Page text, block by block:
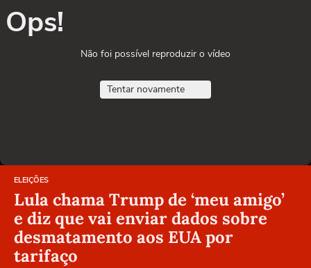
Ops!
Não foi possível reproduzir o vídeo
Tentar novamente
ELEIÇÕES
Lula chama Trump de ‘meu amigo’
e diz que vai enviar dados sobre
desmatamento aos EUA por
tarifaço